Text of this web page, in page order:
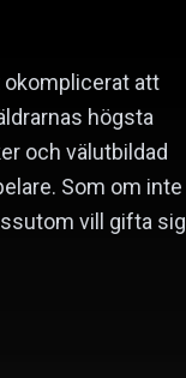
okomplicerat att
högsta
och välutbildad
Som om inte
vill gifta sig